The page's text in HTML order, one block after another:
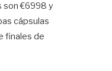
son €6998 y
cápsulas
finales de